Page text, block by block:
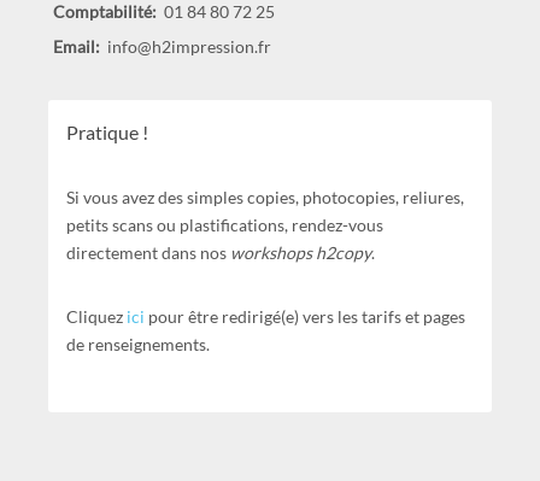
Comptabilité: 01 84 80 72 25
Email: info@h2impression.fr
Pratique !
Si vous avez des simples copies, photocopies, reliures,
petits scans ou plastifications, rendez-vous
directement dans nos workshops h2copy.
Cliquez ici pour être redirigé(e) vers les tarifs et pages
de renseignements.